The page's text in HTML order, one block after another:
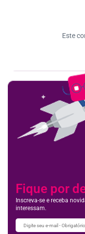
Este
Fique por
Inscreva-se e receba
interessam.